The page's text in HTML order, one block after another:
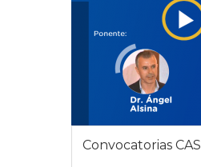
Convocatorias CAS